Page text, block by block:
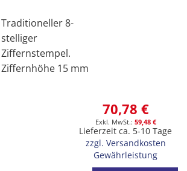
Traditioneller 8-
stelliger
Ziffernstempel.
Ziffernhöhe 15 mm
70,78 €
59,48 €
Lieferzeit ca. 5-10 Tage
zzgl. Versandkosten
Gewährleistung